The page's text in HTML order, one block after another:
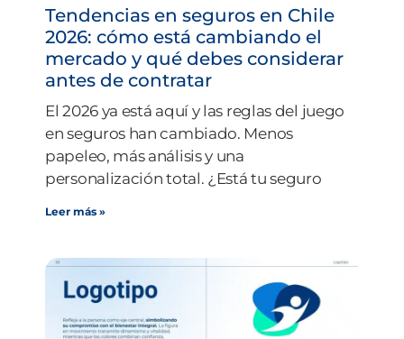
Tendencias en seguros en Chile
2026: cómo está cambiando el
mercado y qué debes considerar
antes de contratar
El 2026 ya está aquí y las reglas del juego
en seguros han cambiado. Menos
papeleo, más análisis y una
personalización total. ¿Está tu seguro
Leer más »